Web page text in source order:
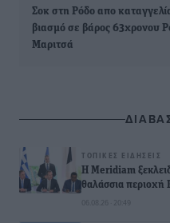
Σοκ στη Ρόδο απο
βιασμό σε βάρος 63χρονου
Μαριτσά
ΤΟΠΙΚΈΣ ΕΙΔΉΣΕΙΣ
Η Meridiam
θαλάσσια
06.08.26 · 20:49